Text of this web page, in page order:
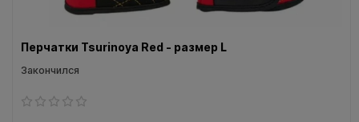
Перчатки Tsurinoya Red - размер L
Закончился